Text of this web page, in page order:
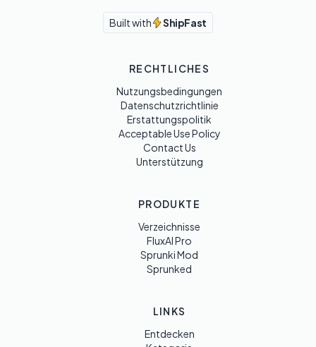
Built with ShipFast
RECHTLICHES
Nutzungsbedingungen
Datenschutzrichtlinie
Erstattungspolitik
Acceptable Use Policy
Contact Us
Unterstützung
PRODUKTE
Verzeichnisse
FluxAI Pro
Sprunki Mod
Sprunked
LINKS
Entdecken